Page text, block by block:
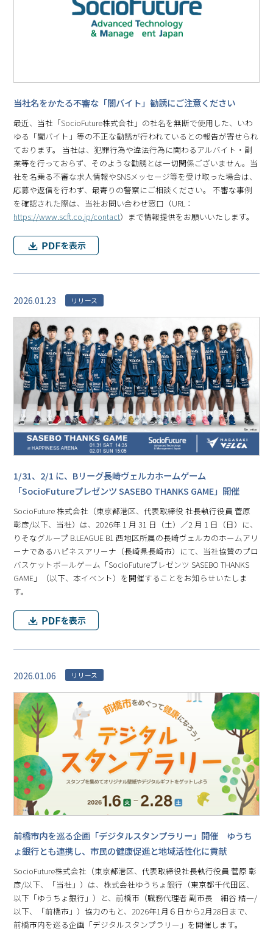
当社名をかたる不審な「闇バイト」勧誘にご注意ください
最近、当社「SocioFuture株式会社」の社名を無断で使用した、いわ
ゆる「闇バイト」等の不正な勧誘が行われているとの報告が寄せられ
ております。 当社は、犯罪行為や違法行為に関わるアルバイト・副
業等を行っておらず、そのような勧誘とは一切関係ございません。当
社を名乗る不審な求人情報やSNSメッセージ等を受け取った場合は、
応募や返信を行わず、最寄りの警察にご相談ください。 不審な事例
を確認された際は、当社お問い合わせ窓口（URL：
https://www.scft.co.jp/contact）まで情報提供をお願いいたします。
2026.01.23 リリース
1/31、2/1 に、Bリーグ⻑崎ヴェルカホームゲーム
「SocioFutureプレゼンツ SASEBO THANKS GAME」開催
SocioFuture 株式会社（東京都港区、代表取締役 社⻑執⾏役員 菅原
彰彦/以下、当社）は、2026年 1 月 31 日（土）／2 月 1 日（日）に、
りそなグループ B.LEAGUE B1 ⻄地区所属の⻑崎ヴェルカのホームアリ
ーナであるハピネスアリーナ（⻑崎県⻑崎市）にて、当社協賛のプロ
バスケットボールゲーム「SocioFutureプレゼンツ SASEBO THANKS
GAME」（以下、本イベント）を開催することをお知らせいたしま
す。
2026.01.06 リリース
前橋市内を巡る企画「デジタルスタンプラリー」開催 ゆうち
ょ銀行とも連携し、市民の健康促進と地域活性化に貢献
SocioFuture株式会社（東京都港区、代表取締役社長執行役員 菅原 彰
彦/以下、「当社」）は、株式会社ゆうちょ銀行（東京都千代田区、
以下「ゆうちょ銀行」）と、前橋市（職務代理者 副市長 細谷 精一/
以下、「前橋市」）協力のもと、2026年1月６日から2月28日まで、
前橋市内を巡る企画「デジタルスタンプラリー」を開催します。